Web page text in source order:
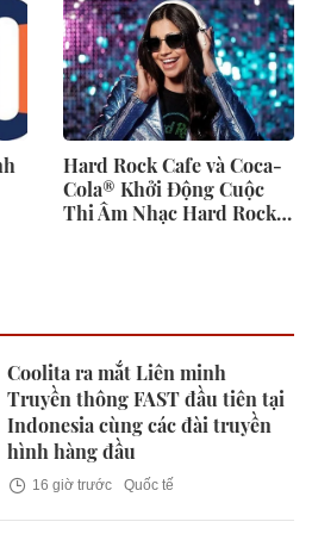
Hard Rock Cafe và Coca-
Cola® Khởi Động Cuộc
Thi Âm Nhạc Hard Rock
Coolita ra mắt Liên minh
Truyền thông FAST đầu tiên tại
Indonesia cùng các đài truyền
hình hàng đầu
16 giờ trước Quốc tế